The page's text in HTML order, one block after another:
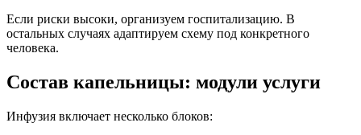
Если риски высоки, организуем госпитализацию. В
остальных случаях адаптируем схему под конкретного
человека.
Состав капельницы: модули услуги
Инфузия включает несколько блоков: